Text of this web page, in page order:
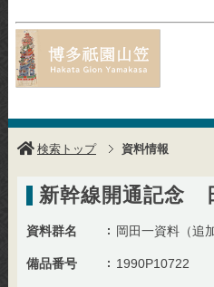
検索トップ 資料情報
新幹線開通記念
資料群名 岡田一資料（追
備品番号 1990P10722